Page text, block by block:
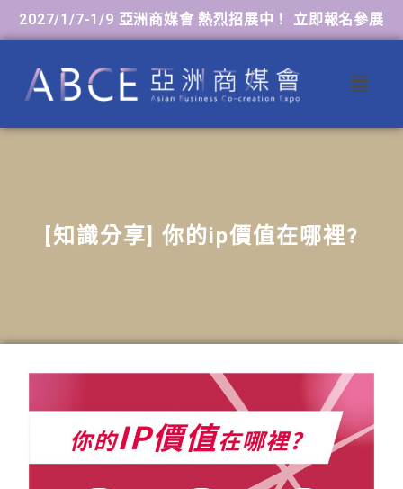
2027/1/7-1/9 亞洲商媒會 熱烈招展中！ 立即報名參展
[知識分享] 你的ip價值在哪裡?